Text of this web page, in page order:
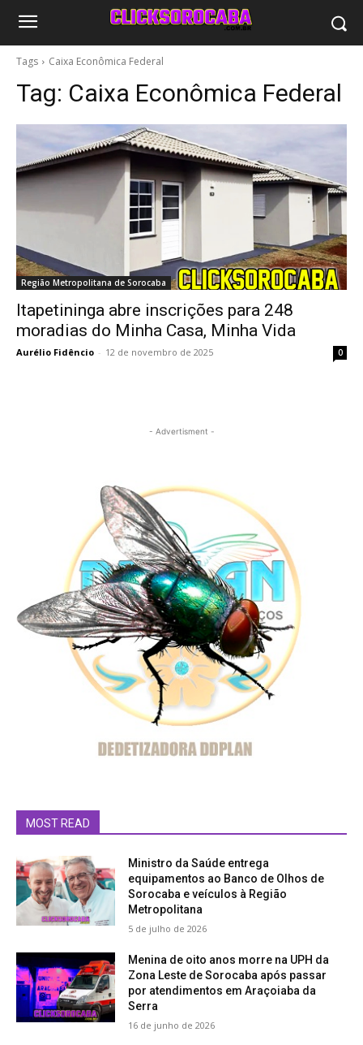
Tags Caixa Econômica Federal
Tag: Caixa Econômica Federal
Região Metropolitana de Sorocaba
Itapetininga abre inscrições para 248
moradias do Minha Casa, Minha Vida
Aurélio Fidêncio - 12 de novembro de 2025 0
- Advertisment -
MOST READ
Ministro da Saúde entrega
equipamentos ao Banco de Olhos de
Sorocaba e veículos à Região
Metropolitana
5 de julho de 2026
Menina de oito anos morre na UPH da
Zona Leste de Sorocaba após passar
por atendimentos em Araçoiaba da
Serra
16 de junho de 2026